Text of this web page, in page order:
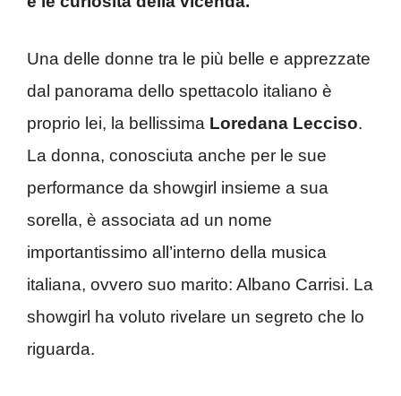
Una delle donne tra le più belle e apprezzate
dal panorama dello spettacolo italiano è
proprio lei, la bellissima Loredana Lecciso.
La donna, conosciuta anche per le sue
performance da showgirl insieme a sua
sorella, è associata ad un nome
importantissimo all’interno della musica
italiana, ovvero suo marito: Albano Carrisi. La
showgirl ha voluto rivelare un segreto che lo
riguarda.